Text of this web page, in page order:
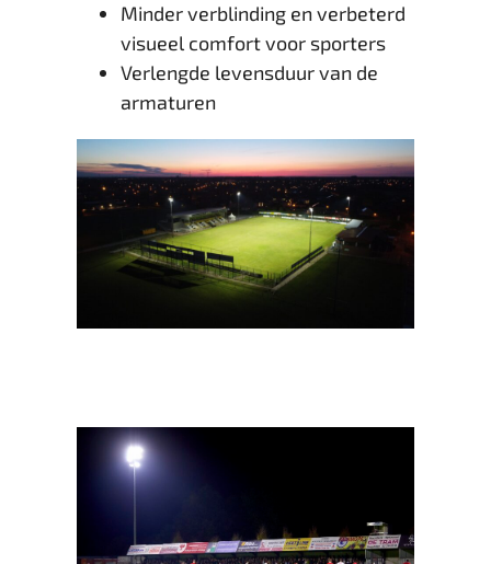
Minder verblinding en verbeterd
visueel comfort voor sporters
Verlengde levensduur van de
armaturen